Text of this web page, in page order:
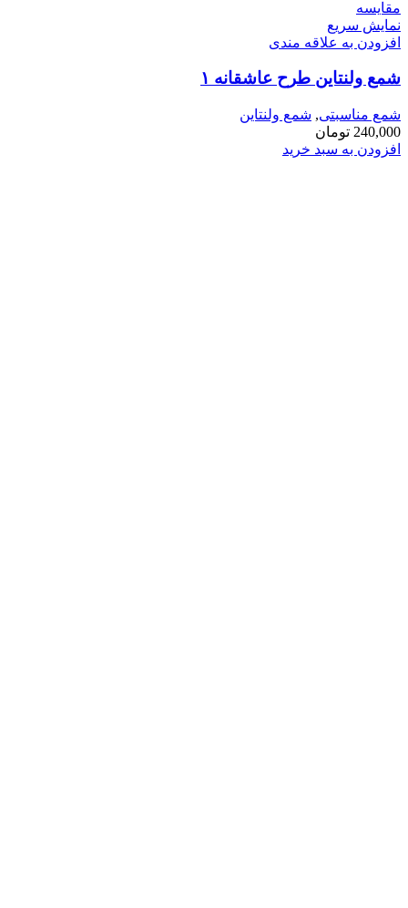
مقايسه
نمایش سریع
افزودن به علاقه مندی
شمع ولنتاین طرح عاشقانه ۱
شمع مناسبتی, شمع ولنتاین
240,000 تومان
افزودن به سبد خرید